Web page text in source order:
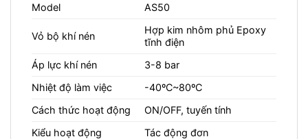
Model AS50
Vỏ bộ khí nén
Hợp kim nhôm phủ Epoxy
tĩnh điện
Áp lực khí nén
3-8 bar
Nhiệt độ làm việc
-40ºC~80ºC
Cách thức hoạt động
ON/OFF, tuyến tính
Kiểu hoạt động
Tác động đơn